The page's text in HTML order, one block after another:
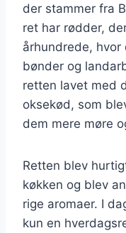
der stammer fra
ret har rødder,
århundrede,
bønder og
retten lavet med
oksekød, som
dem mere møre
Retten blev
køkken og blev
rige aromaer. I
kun en